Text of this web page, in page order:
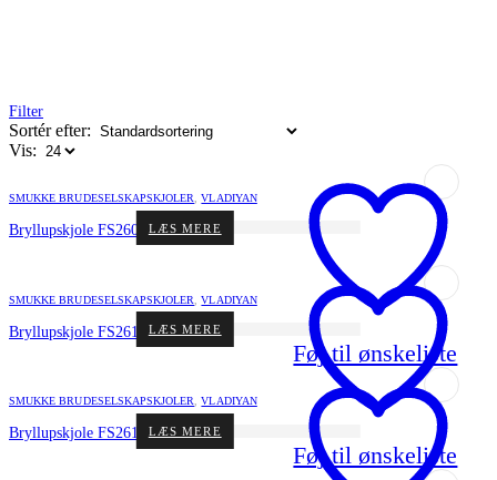
Filter
Sortér efter:
Vis:
Føj til ønskeliste
LÆS MERE
SMUKKE BRUDESELSKAPSKJOLER ,VLADIYAN
Bryllupskjole FS2605 fra Vladiyan
Føj til ønskeliste
LÆS MERE
SMUKKE BRUDESELSKAPSKJOLER ,VLADIYAN
Bryllupskjole FS2615 fra Vladiyan
LÆS MERE
SMUKKE BRUDESELSKAPSKJOLER,VLADIYAN
Bryllupskjole FS2616 fra Vladiyan